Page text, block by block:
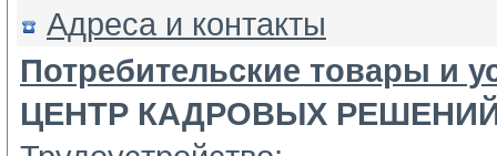
Адреса и контакты
Потребительские товары и
ЦЕНТР КАДРОВЫХ